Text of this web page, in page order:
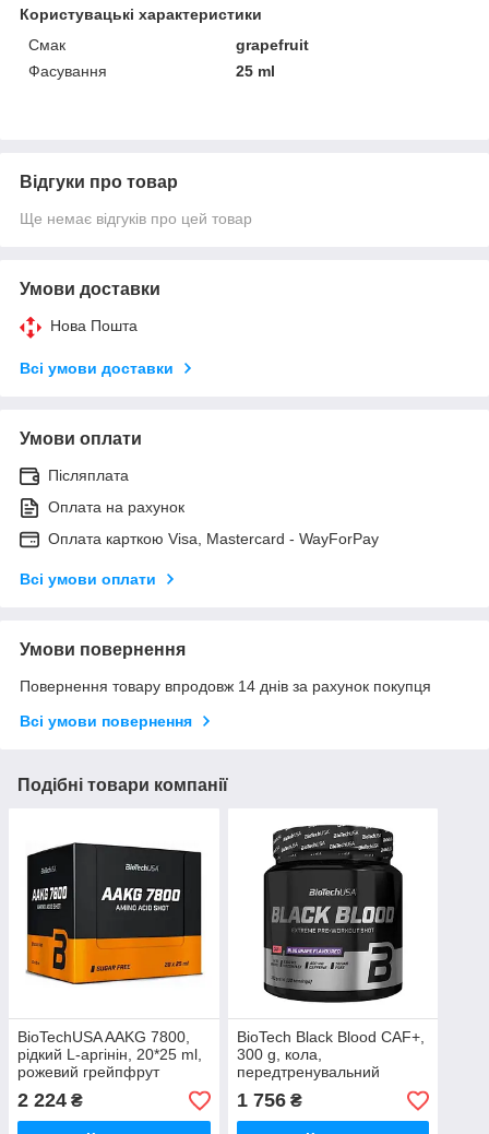
Користувацькі характеристики
Смак
grapefruit
Фасування
25 ml
Відгуки про товар
Ще немає відгуків про цей товар
Умови доставки
Нова Пошта
Всі умови доставки
Умови оплати
Післяплата
Оплата на рахунок
Оплата карткою Visa, Mastercard - WayForPay
Всі умови оплати
Умови повернення
Повернення товару впродовж 14 днів за рахунок покупця
Всі умови повернення
Подібні товари компанії
BioTechUSA AAKG 7800,
рідкий L-аргінін, 20*25 ml,
рожевий грейпфрут
2 224 ₴
BioTech Black Blood CAF+,
300 g, кола,
передтренувальний
комплекс
1 756₴